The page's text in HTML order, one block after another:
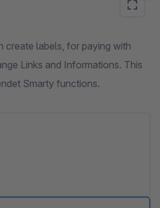
create labels, for paying with
Links and Informations. This
Smarty functions.